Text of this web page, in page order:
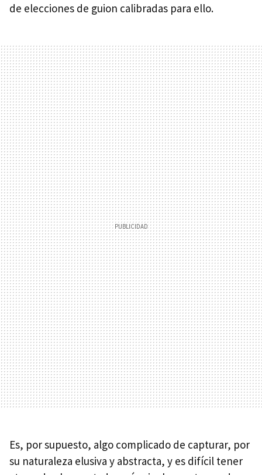
de elecciones de guion calibradas para ello.
Es, por supuesto, algo complicado de capturar, por
su naturaleza elusiva y abstracta, y es difícil tener